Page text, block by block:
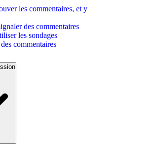
les commentaires, et y
des commentaires
les sondages
commentaires